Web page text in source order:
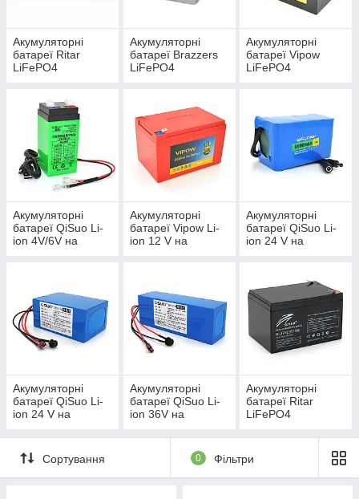
Акумуляторні
батареї Ritar
LiFePO4
Акумуляторні
батареї Brazzers
LiFePO4
Акумуляторні
батареї Vipow
LiFePO4
Акумуляторні
батареї QiSuo Li-
ion 4V/6V на
Акумуляторні
батареї Vipow Li-
ion 12 V на
Акумуляторні
батареї QiSuo Li-
ion 24 V на
Акумуляторні
батареї QiSuo Li-
ion 24 V на
для дронів
Акумуляторні
батареї QiSuo Li-
ion 36V на
для дронів
Акумуляторні
батареї Ritar
LiFePO4
Сортування 0 Фільтри